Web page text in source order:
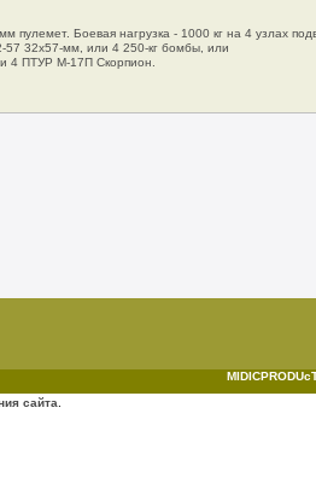
пулемет. Боевая нагрузка - 1000 кг на 4 узлах
57 32х57-мм, или 4 250-кг бомбы, или
4 ПТУР М-17П Скорпион.
сайта